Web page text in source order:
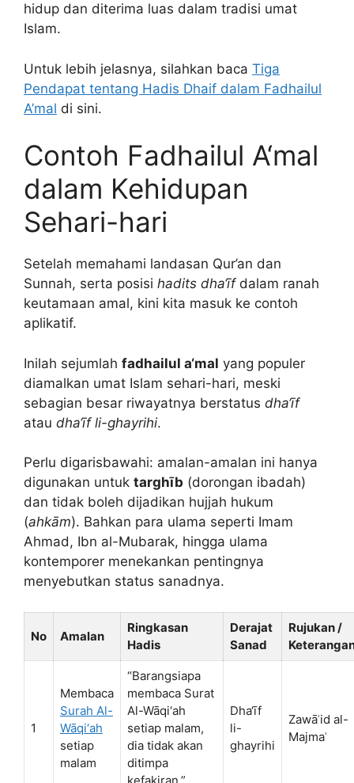
hidup dan diterima luas dalam tradisi umat
Islam.
Untuk lebih jelasnya, silahkan baca Tiga
Pendapat tentang Hadis Dhaif dalam Fadhailul
A’mal di sini.
Contoh Fadhailul A‘mal
dalam Kehidupan
Sehari-hari
Setelah memahami landasan Qur’an dan
Sunnah, serta posisi hadits dha‘īfdalam ranah
keutamaan amal, kini kita masuk ke contoh
aplikatif.
Inilah sejumlah fadhailul a‘mal yang populer
diamalkan umat Islam sehari-hari, meski
sebagian besar riwayatnya berstatus dha‘īf
atau dha‘īf li-ghayrihi.
Perlu digarisbawahi: amalan-amalan ini hanya
digunakan untuk targhīb (dorongan ibadah)
dan tidak boleh dijadikan hujjah hukum
(ahkām). Bahkan para ulama seperti Imam
Ahmad, Ibn al-Mubarak, hingga ulama
kontemporer menekankan pentingnya
menyebutkan status sanadnya.
No Amalan
Ringkasan
Hadis
Derajat
Sanad
Rujukan /
1
Membaca
Surah Al-
Wāqi‘ah
setiap
malam
“Barangsiapa
membaca Surat
Al-Wāqi‘ah
setiap malam,
dia tidak akan
ditimpa
kefakiran.”
Dha‘īf
li-
ghayrihi
Zawāʾid al-
Majmaʿ